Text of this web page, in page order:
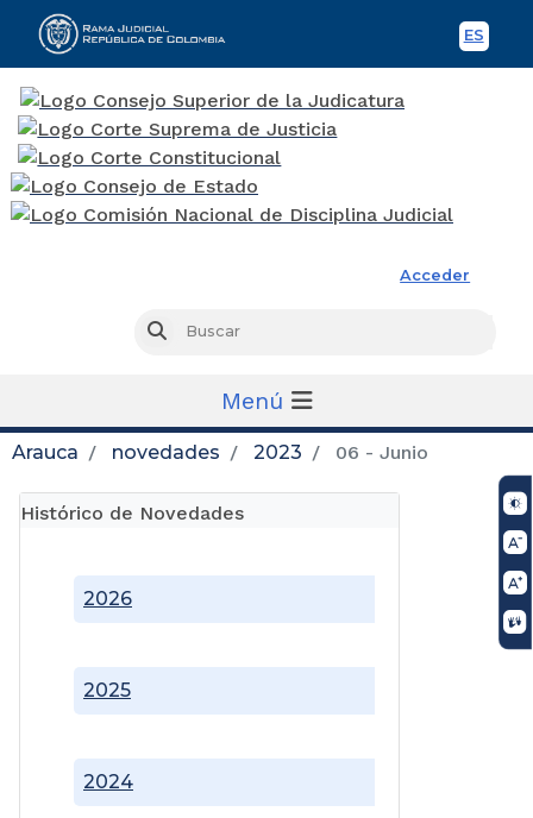
ES
Acceder
Buscar
Menú
Arauca novedades 2023 06 - Junio
Histórico de Novedades
2024
2025
2026